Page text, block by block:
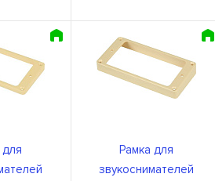
Рамка для
звукоснимателей